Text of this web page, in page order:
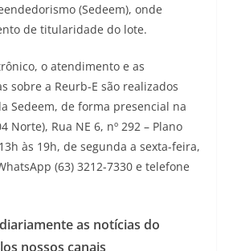
(Sedeem), onde
de titularidade do lote.
o atendimento e as
sobre a Reurb-E são realizados
Sedeem, de forma presencial na
Norte), Rua NE 6, nº 292 – Plano
às 19h, de segunda a sexta-feira,
(63) 3212-7330 e telefone
as notícias do
nossos canais